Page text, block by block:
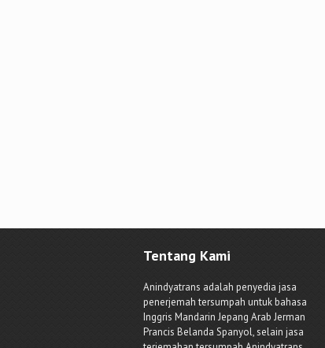
Tentang Kami
Anindyatrans adalah penyedia jasa
penerjemah tersumpah untuk bahasa
Inggris Mandarin Jepang Arab Jerman
Prancis Belanda Spanyol, selain jasa